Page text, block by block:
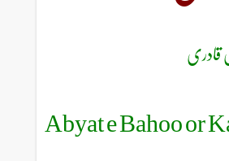
قادری
Abyat e Bahoo or